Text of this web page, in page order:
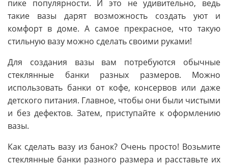
пике популярности. И это не удивительно, ведь
такие вазы дарят возможность создать уют и
комфорт в доме. А самое прекрасное, что такую
стильную вазу можно сделать своими руками!
Для создания вазы вам потребуются обычные
стеклянные банки разных размеров. Можно
использовать банки от кофе, консервов или даже
детского питания. Главное, чтобы они были чистыми
и без дефектов. Затем, приступайте к оформлению
вазы.
Как сделать вазу из банок? Очень просто! Возьмите
стеклянные банки разного размера и расставьте их